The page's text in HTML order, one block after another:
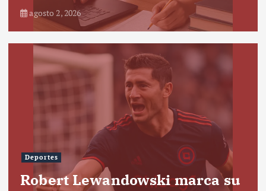
agosto 2, 2026
Deportes
Robert Lewandowski marca su